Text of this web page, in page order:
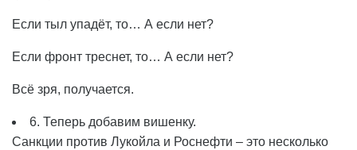
Если тыл упадёт, то… А если нет?
Если фронт треснет, то… А если нет?
Всё зря, получается.
6. Теперь добавим вишенку.
Санкции против Лукойла и Роснефти – это несколько